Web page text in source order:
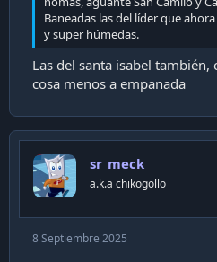
Baneadas las del líder que
y super húmedas.
Las del santa isabel
cosa menos a empanada
sr_meck
a.k.a chikogollo
8 Septiembre 2025